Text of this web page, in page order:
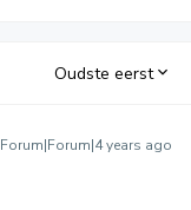
Oudste eerst
Forum|Forum|4 years ago